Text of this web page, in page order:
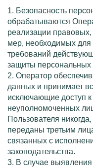
1. Безопасность
обрабатываются
реализации правовых,
мер, необходимых
требований
защиты персональных
2. Оператор
данных и принимает
исключающие доступ
неуполномоченных
Пользователя
переданы третьим
связанных с
законодательства.
3. В случае